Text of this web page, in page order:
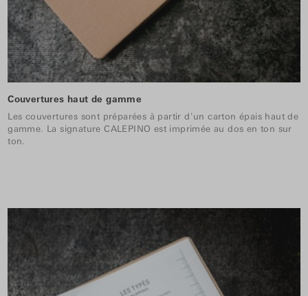
Couvertures haut de gamme
Les couvertures sont préparées à partir d'un carton épais haut de
gamme. La signature CALEPINO est imprimée au dos en ton sur
ton.